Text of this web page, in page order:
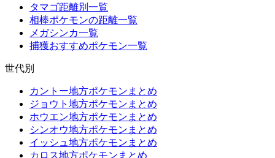
タマゴ距離別一覧
相棒ポケモンの距離一覧
メガシンカ一覧
捕獲おすすめポケモン一覧
世代別
カントー地方ポケモンまとめ
ジョウト地方ポケモンまとめ
ホウエン地方ポケモンまとめ
シンオウ地方ポケモンまとめ
イッシュ地方ポケモンまとめ
カロス地方ポケモンまとめ